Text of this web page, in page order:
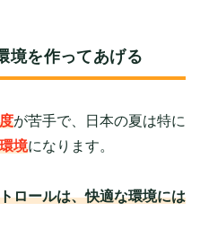
境を作ってあげる
が苦手で、日本の夏は特に
境になります。
ロールは、快適な環境には